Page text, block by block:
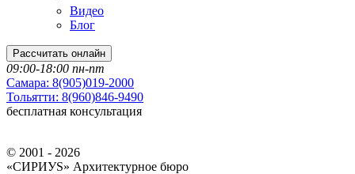
Видео
Блог
Рассчитать онлайн
09:00-18:00 пн-пт
Самара: 8(905)019-2000
Тольятти: 8(960)846-9490
бесплатная консультация
© 2001 - 2026
«СИРИУS» Архитектурное бюро